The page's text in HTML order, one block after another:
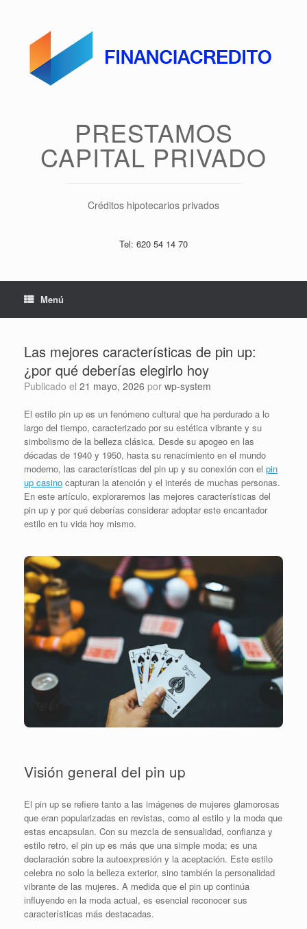
PRESTAMOS
CAPITAL PRIVADO
Créditos hipotecarios privados
Tel: 620 54 14 70
Menú
Las mejores características de pin up:
¿por qué deberías elegirlo hoy
Publicado el 21 mayo, 2026 por wp-system
El estilo pin up es un fenómeno cultural que ha perdurado a lo
largo del tiempo, caracterizado por su estética vibrante y su
simbolismo de la belleza clásica. Desde su apogeo en las
décadas de 1940 y 1950, hasta su renacimiento en el mundo
moderno, las características del pin up y su conexión con el pin
up casino capturan la atención y el interés de muchas personas.
En este artículo, exploraremos las mejores características del
pin up y por qué deberías considerar adoptar este encantador
estilo en tu vida hoy mismo.
Visión general del pin up
El pin up se refiere tanto a las imágenes de mujeres glamorosas
que eran popularizadas en revistas, como al estilo y la moda que
estas encapsulan. Con su mezcla de sensualidad, confianza y
estilo retro, el pin up es más que una simple moda; es una
declaración sobre la autoexpresión y la aceptación. Este estilo
celebra no solo la belleza exterior, sino también la personalidad
vibrante de las mujeres. A medida que el pin up continúa
influyendo en la moda actual, es esencial reconocer sus
características más destacadas.